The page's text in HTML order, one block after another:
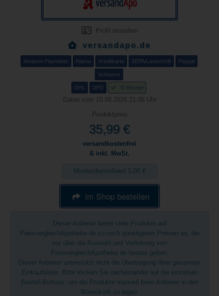
Profil einsehen
versandapo.de
Amazon Payments Klarna Kreditkarte SEPA/Lastschrift Paypal
Vorkasse
DHL DPD E-Rezept
Daten vom 10.08.2026 21:06 Uhr
Produktpreis
35,99 €
versandkostenfrei
& inkl. MwSt.
Mindestbestellwert 5,00 €
im Shop bestellen
Dieser Anbieter bietet viele Produkte auf
PreisvergleichApotheke.de zu noch günstigeren Preisen an, die
nur über die Auswahl und Verlinkung von
PreisvergleichApotheke.de heraus gelten.
Dieser Anbieter unterstützt nicht die Übertragung Ihrer gesamten
Einkaufsliste. Bitte klicken Sie nacheinander auf die einzelnen
Bestell-Buttons, um die Produkte manuell beim Anbieter in den
Warenkorb zu legen.